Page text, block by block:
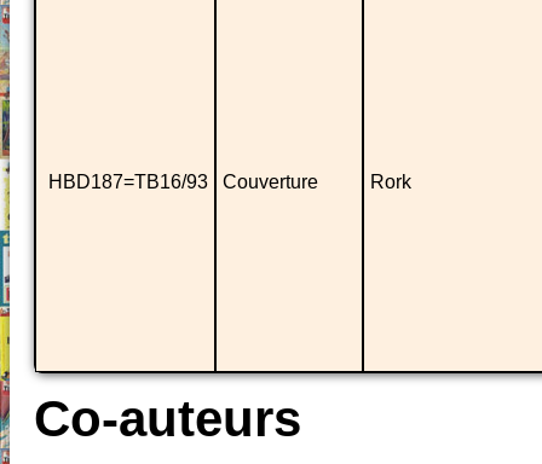
HBD187=TB16/93 Couverture Rork
Co-auteurs